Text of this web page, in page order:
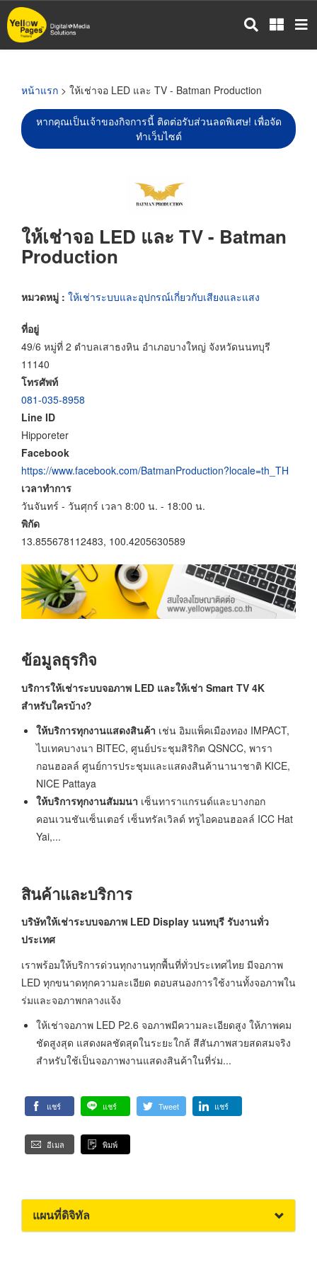
ข้าม
ไป
หน้าแรก > ให้เช่าจอ LED และ TV - Batman Production
หากคุณเป็นเจ้าของกิจการนี้ ติดต่อรับส่วนลดพิเศษ! เพื่อจัด
ทำเว็บไซต์
ให้เช่าจอ LED และ TV - Batman
Production
หมวดหมู่ : ให้เช่าระบบและอุปกรณ์เกี่ยวกับเสียงและแสง
ที่อยู่
49/6 หมู่ที่ 2 ตำบลเสาธงหิน อำเภอบางใหญ่ จังหวัดนนทบุรี
11140
โทรศัพท์
081-035-8958
Line ID
Hipporeter
Facebook
https://www.facebook.com/BatmanProduction?locale=th_TH
เวลาทำการ
วันจันทร์ - วันศุกร์ เวลา 8:00 น. - 18:00 น.
พิกัด
13.855678112483, 100.4205630589
ข้อมูลธุรกิจ
บริการให้เช่าระบบจอภาพ LED และให้เช่า Smart TV 4K
สำหรับใครบ้าง?
ให้บริการทุกงานแสดงสินค้า เช่น อิมแพ็คเมืองทอง IMPACT,
ไบเทคบางนา BITEC, ศูนย์ประชุมสิริกิต QSNCC, พารา
กอนฮอลล์ ศูนย์การประชุมและแสดงสินค้านานาชาติ KICE,
NICE Pattaya
ให้บริการทุกงานสัมมนา เซ็นทาราแกรนด์และบางกอก
คอนเวนชันเซ็นเตอร์ เซ็นทรัลเวิลด์ ทรูไอคอนฮอลล์ ICC Hat
Yai,...
สินค้าและบริการ
บริษัทให้เช่าระบบจอภาพ LED Display นนทบุรี รับงานทั่ว
ประเทศ
เราพร้อมให้บริการด่วนทุกงานทุกพื้นที่ทั่วประเทศไทย มีจอภาพ
LED ทุกขนาดทุกความละเอียด ตอบสนองการใช้งานทั้งจอภาพใน
ร่มและจอภาพกลางแจ้ง
ให้เช่าจอภาพ LED P2.6 จอภาพมีความละเอียดสูง ให้ภาพคม
ชัดสูงสุด แสดงผลชัดสุดในระยะใกล้ สีสันภาพสวยสดสมจริง
สำหรับใช้เป็นจอภาพงานแสดงสินค้าในที่ร่ม...
แชร์ แชร์ Tweet แชร์
อีเมล พิมพ์
แผนที่ดิจิทัล